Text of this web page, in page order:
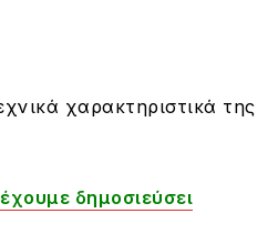
χαρακτηριστικά της
δημοσιεύσει